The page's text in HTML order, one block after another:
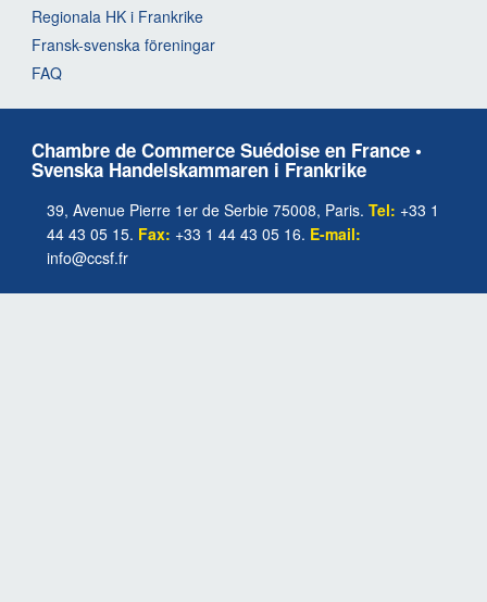
Regionala HK i Frankrike
Fransk-svenska föreningar
FAQ
Chambre de Commerce Suédoise en France •
Svenska Handelskammaren i Frankrike
39, Avenue Pierre 1er de Serbie 75008, Paris. Tel: +33 1
44 43 05 15. Fax: +33 1 44 43 05 16. E-mail:
info@ccsf.fr